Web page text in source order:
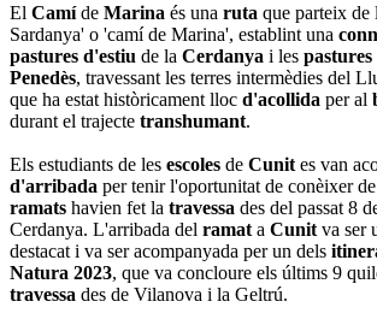
El Camíde Marina és una ruta que parteix de
Sardanya' o 'camí de Marina', establint una
pastures d'estiu de la Cerdanya i les pastures
Penedès, travessant les terres intermèdies del
que ha estat històricament lloc d'acollida per al
durant el trajecte transhumant.
Els estudiants de les escoles de Cunit es van
d'arribada per tenir l'oportunitat de conèixer
ramats havien fet la travessa des del passat 8
Cerdanya. L'arribada del ramat a Cunit va ser
destacat i va ser acompanyada per un dels
Natura 2023, que va concloure els últims 9
travessa des de Vilanova i la Geltrú.